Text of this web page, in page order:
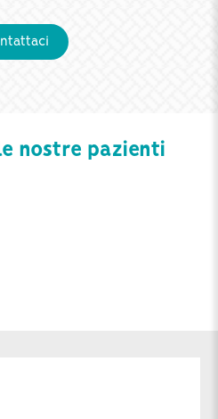
nostre pazienti